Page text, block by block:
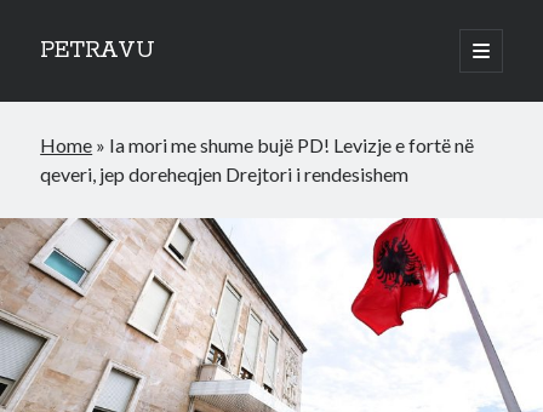
PETRAVU
open
primary
Sidebar
Bank
Credit Cards
World
Home » Ia mori me shume bujë PD! Levizje e fortë në
qeveri, jep doreheqjen Drejtori i rendesishem